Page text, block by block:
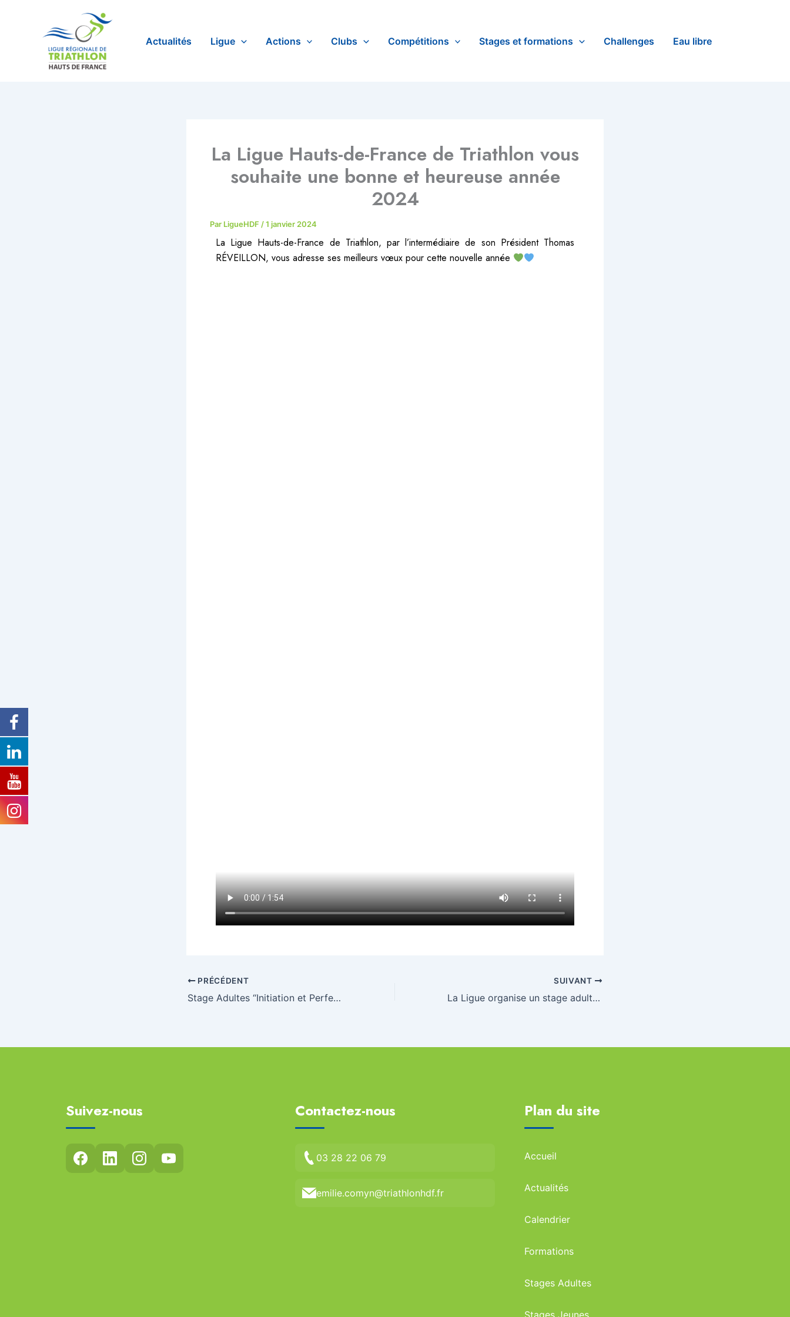
Actualités Ligue Actions Clubs Compétitions Stages et formations Challenges Eau libre
La Ligue Hauts-de-France de Triathlon vous
souhaite une bonne et heureuse année
2024
Par LigueHDF /1 janvier 2024
La Ligue Hauts-de-France de Triathlon, par l’intermédiaire de son Président Thomas
RÉVEILLON, vous adresse ses meilleurs vœux pour cette nouvelle année
PRÉCÉDENT
Stage Adultes “Initiation et Perfectionnement ” : les inscriptions sont ouvertes !
SUIVANT
La Ligue organise un stage adultes d’apprentissage de la natation le samedi 03 février à Cambrai (59)
Suivez-nous Contactez-nous
03 28 22 06 79
emilie.comyn@triathlonhdf.fr
Plan du site
Accueil
Actualités
Calendrier
Formations
Stages Adultes
Stages Jeunes